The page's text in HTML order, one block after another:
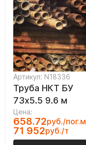
Артикул: N18336
Труба НКТ БУ
73х5.5 9.6 м
Цена:
658.72руб./пог.м
71 952руб./т